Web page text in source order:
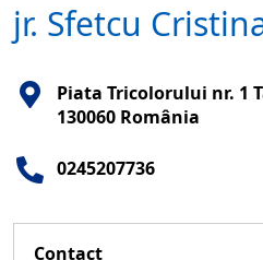
jr. Sfetcu
Piata Tricolorului nr. 1
130060 România
0245207736
Contact